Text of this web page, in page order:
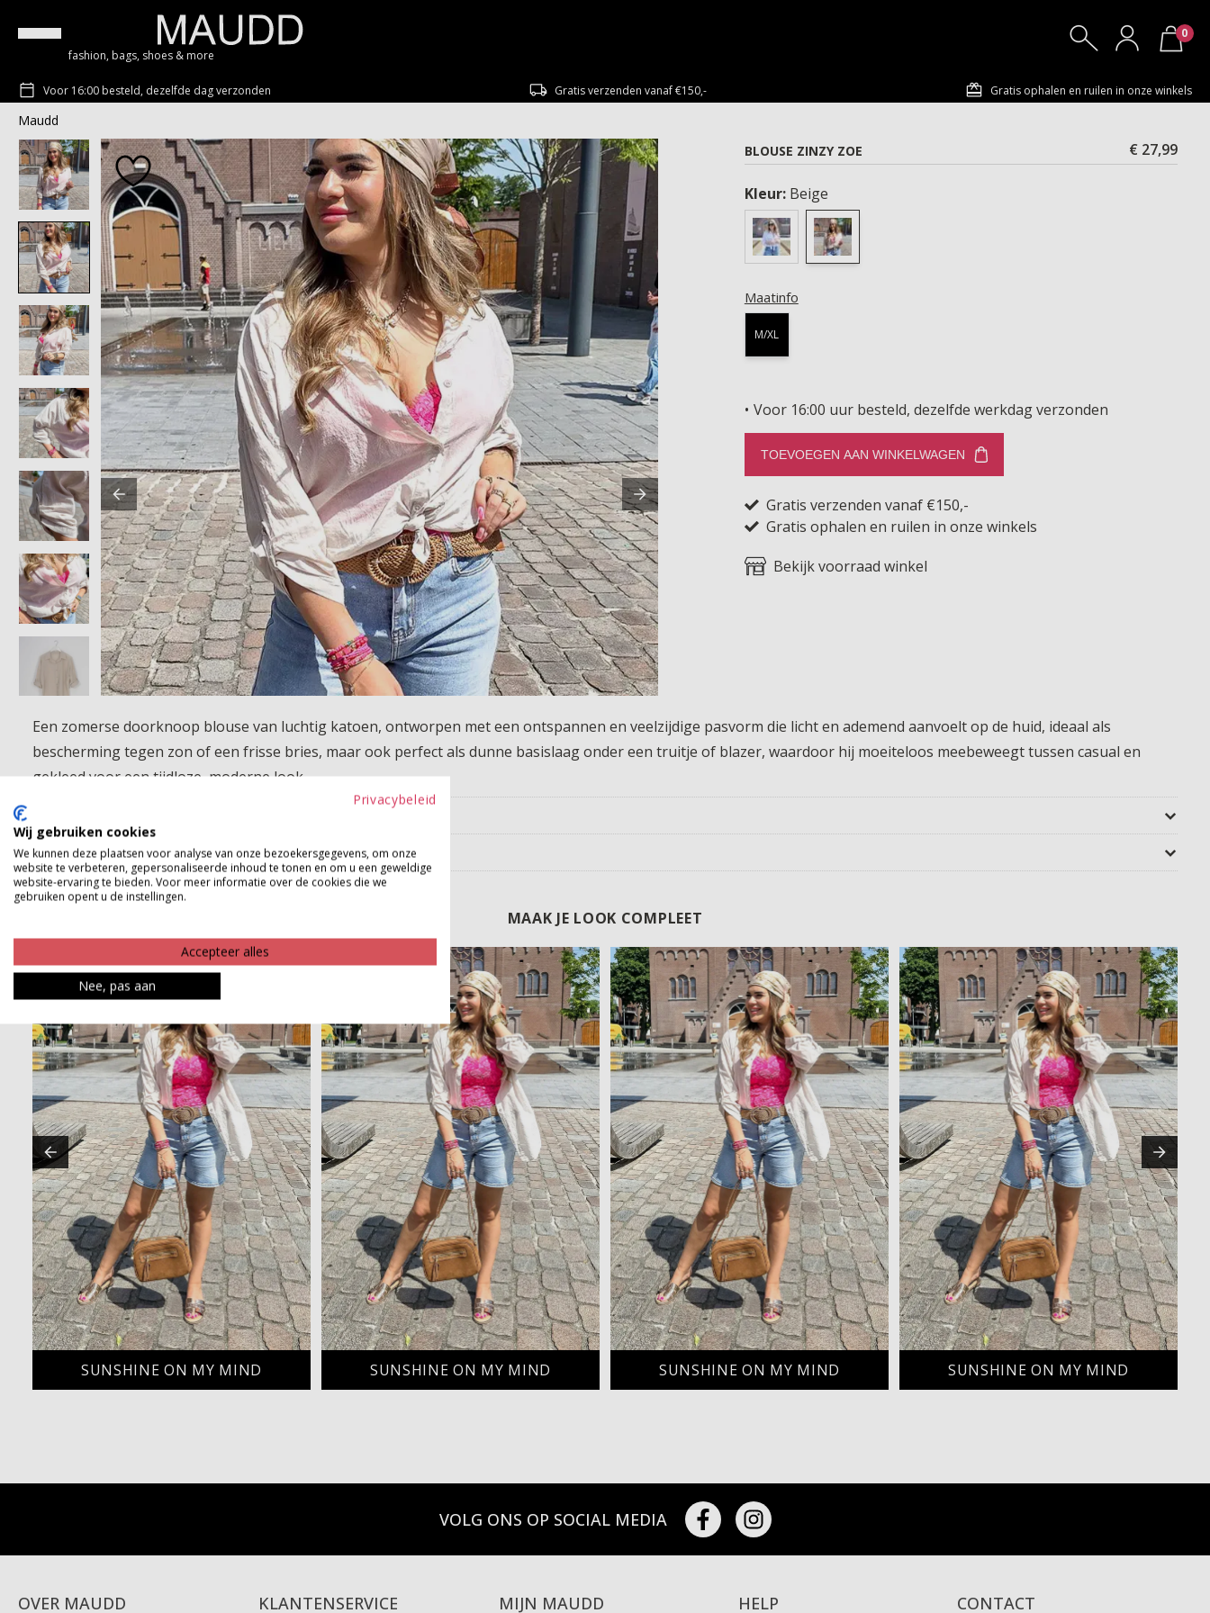
fashion, bags, shoes & more
0
Voor 16:00 besteld, dezelfde dag verzonden Gratis verzenden vanaf €150,- Gratis ophalen en ruilen in onze winkels
Maudd
BLOUSE ZINZY ZOE
€ 27,99
Kleur: Beige
Maatinfo
M/XL
Voor 16:00 uur besteld, dezelfde werkdag verzonden
TOEVOEGEN AAN WINKELWAGEN
Gratis verzenden vanaf €150,-
Gratis ophalen en ruilen in onze winkels
Bekijk voorraad winkel
Een zomerse doorknoop blouse van luchtig katoen, ontworpen met een ontspannen en veelzijdige pasvorm die licht en ademend aanvoelt op de huid, ideaal als
bescherming tegen zon of een frisse bries, maar ook perfect als dunne basislaag onder een truitje of blazer, waardoor hij moeiteloos meebeweegt tussen casual en
gekleed voor een tijdloze, moderne look.
Betaalinformatie
MAAK JE LOOK COMPLEET
SUNSHINE ON MY MIND SUNSHINE ON MY MIND SUNSHINE ON MY MIND SUNSHINE ON MY MIND
VOLG ONS OP SOCIAL MEDIA
OVER MAUDD KLANTENSERVICE MIJN MAUDD HELP CONTACT
Privacybeleid
Wij gebruiken cookies
We kunnen deze plaatsen voor analyse van onze bezoekersgegevens, om onze
website te verbeteren, gepersonaliseerde inhoud te tonen en om u een geweldige
website-ervaring te bieden. Voor meer informatie over de cookies die we
gebruiken opent u de instellingen.
Accepteer alles
Nee, pas aan